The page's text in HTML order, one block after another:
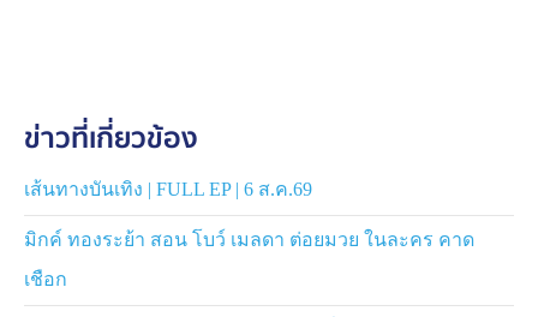
ข่าวที่เกี่ยวข้อง
เส้นทางบันเทิง | FULL EP | 6 ส.ค.69
มิกค์ ทองระย้า สอน โบว์ เมลดา ต่อยมวย ในละคร คาด
เชือก